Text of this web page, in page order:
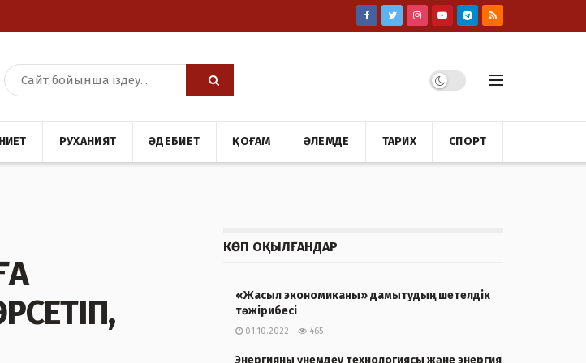
РУХАНИЯТ ӘДЕБИЕТ ҚОҒАМ ӘЛЕМДЕ ТАРИХ СПОРТ
КӨП ОҚЫЛҒАНДАР
«Жасыл экономиканы» дамытудың шетелдік
тәжірибесі
01.10.2022 465
Энергияны үнемдеу технологиясы және энергия